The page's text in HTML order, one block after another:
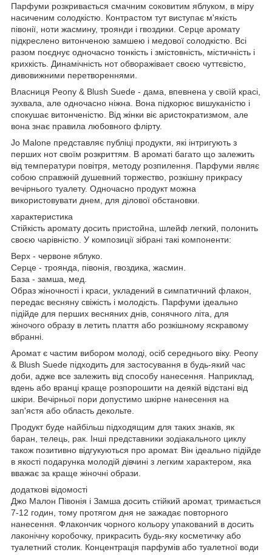
Парфуми розкривається смачним соковитим яблуком, в міру
насиченим солодкістю. Контрастом тут виступає м'якість
півонії, ноти жасмину, троянди і гвоздики. Серце аромату
підкреслено витонченою замшею і медової солодкістю. Всі
разом поєднує одночасно тонкість і змістовність, містичність і
крихкість. Динамічність нот обворажівает своєю чуттєвістю,
дивовижними перетвореннями.
Власниця Peony & Blush Suede - дама, впевнена у своїй красі,
зухвала, але одночасно ніжна. Вона підкорює вишуканістю і
спокушає витонченістю. Від жінки віє аристократизмом, але
вона знає правила любовного флірту.
Jo Malone представляє публіці продукти, які інтригують з
перших нот своїм розкриттям. В ароматі багато що залежить
від температури повітря, методу розпилення. Парфуми являє
собою справжній душевний торжество, розкішну прикрасу
вечірнього туалету. Одночасно продукт можна
використовувати днем, для ділової обстановки.
характеристика
Стійкість аромату досить пристойна, шлейф легкий, полонить
своєю чарівністю. У композиції зібрані такі компоненти:
Верх - червоне яблуко.
Серце - троянда, півонія, гвоздика, жасмин.
База - замша, мед.
Образ жіночності і краси, укладений в симпатичний флакон,
передає весняну свіжість і молодість. Парфуми ідеально
підійде для перших весняних днів, сонячного літа, для
жіночого образу в летить плаття або розкішному яскравому
вбранні.
Аромат є частим вибором молоді, осіб середнього віку. Peony
& Blush Suede підходить для застосування в будь-який час
доби, адже все залежить від способу нанесення. Наприклад,
вдень або вранці краще розпорошити на деякій відстані від
шкіри. Вечірньої пори допустимо шкірне нанесення на
зап'ястя або область декольте.
Продукт буде найбільш підходящим для таких знаків, як
баран, телець, рак. Інші представники зодіакального циклу
також позитивно відгукуються про аромат. Він ідеально підійде
в якості подарунка молодій дівчині з легким характером, яка
вважає за краще жіночні образи.
додаткові відомості
Джо Малон Півонія і Замша досить стійкий аромат, тримається
7-12 годин, тому протягом дня не зажадає повторного
нанесення. Флакончик чорного кольору упакований в досить
лаконічну коробочку, прикрасить будь-яку косметичку або
туалетний столик. Концентрація парфумів або туалетної води